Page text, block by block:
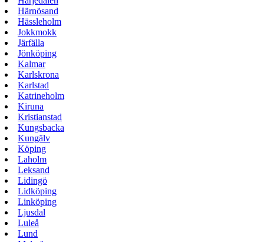
Härnösand
Hässleholm
Jokkmokk
Järfälla
Jönköping
Kalmar
Karlskrona
Karlstad
Katrineholm
Kiruna
Kristianstad
Kungsbacka
Kungälv
Köping
Laholm
Leksand
Lidingö
Lidköping
Linköping
Ljusdal
Luleå
Lund